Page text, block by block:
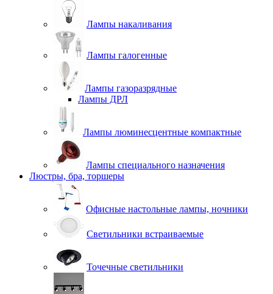
Лампы накаливания
Лампы галогенные
Лампы газоразрядные
Лампы ДРЛ
Лампы люминесцентные компактные
Лампы специального назначения
Люстры, бра, торшеры
Офисные настольные лампы, ночники
Светильники встраиваемые
Точечные светильники